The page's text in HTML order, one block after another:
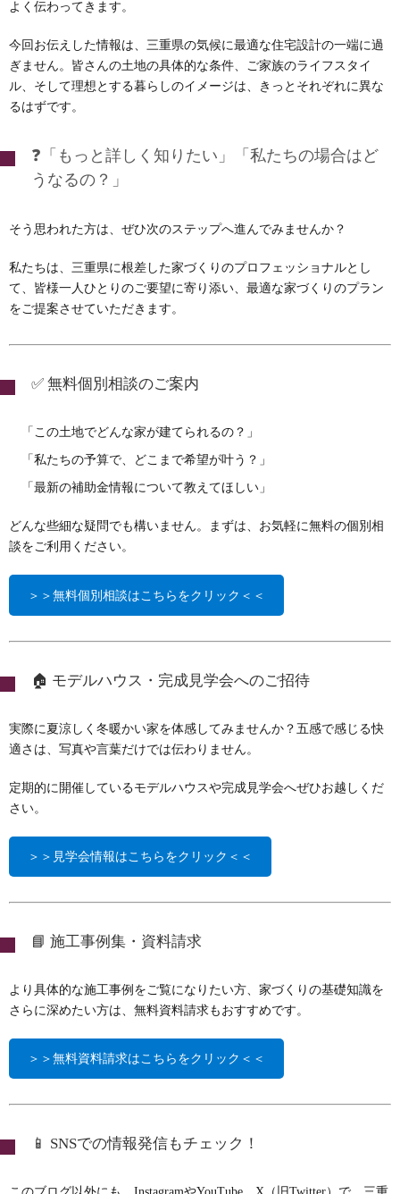
よく伝わってきます。
今回お伝えした情報は、三重県の気候に最適な住宅設計の一端に過
ぎません。皆さんの土地の具体的な条件、ご家族のライフスタイ
ル、そして理想とする暮らしのイメージは、きっとそれぞれに異な
るはずです。
❓「もっと詳しく知りたい」「私たちの場合はど
うなるの？」
そう思われた方は、ぜひ次のステップへ進んでみませんか？
私たちは、三重県に根差した家づくりのプロフェッショナルとし
て、皆様一人ひとりのご要望に寄り添い、最適な家づくりのプラン
をご提案させていただきます。
✅ 無料個別相談のご案内
「この土地でどんな家が建てられるの？」
「私たちの予算で、どこまで希望が叶う？」
「最新の補助金情報について教えてほしい」
どんな些細な疑問でも構いません。まずは、お気軽に無料の個別相
談をご利用ください。
＞＞無料個別相談はこちらをクリック＜＜
🏠 モデルハウス・完成見学会へのご招待
実際に夏涼しく冬暖かい家を体感してみませんか？五感で感じる快
適さは、写真や言葉だけでは伝わりません。
定期的に開催しているモデルハウスや完成見学会へぜひお越しくだ
さい。
＞＞見学会情報はこちらをクリック＜＜
📘 施工事例集・資料請求
より具体的な施工事例をご覧になりたい方、家づくりの基礎知識を
さらに深めたい方は、無料資料請求もおすすめです。
＞＞無料資料請求はこちらをクリック＜＜
📱 SNSでの情報発信もチェック！